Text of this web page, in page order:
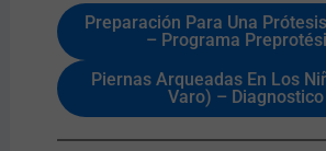
Preparación Para Una
– Programa
Piernas Arqueadas En Los
Varo) – Diagnostico